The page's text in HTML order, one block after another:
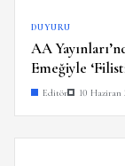
DUYURU
AA
Emeğiyle
Editör 10 Haziran